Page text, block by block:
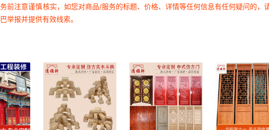
前注意谨慎核实，如您对商品/服务的标题、价格、详情等任何信息有任何疑问的
举报并提供有效线索。